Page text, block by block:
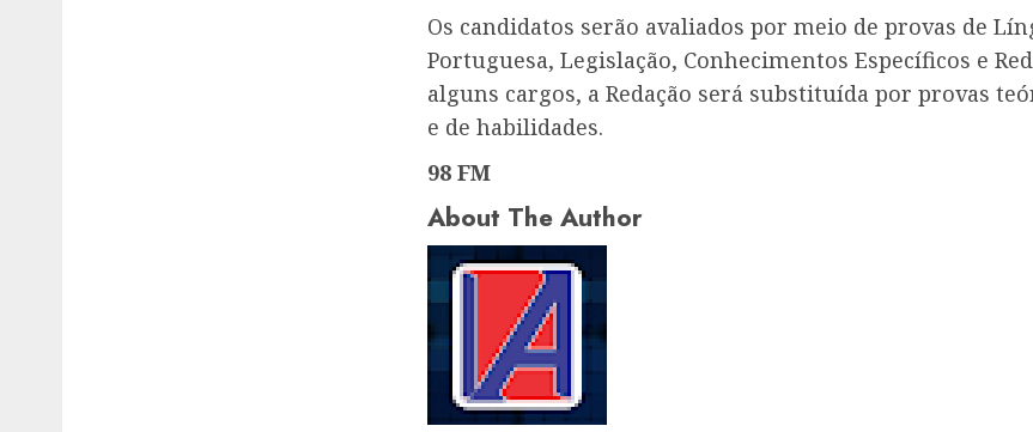
Os candidatos serão avaliados por meio de provas de
Portuguesa, Legislação, Conhecimentos Específicos e
alguns cargos, a Redação será substituída por provas
e de habilidades.
98 FM
About The Author